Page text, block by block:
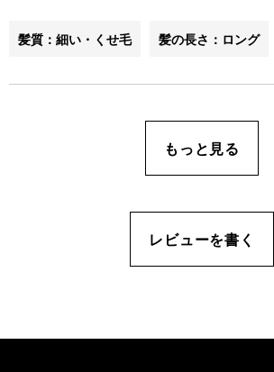
髪質：細い・くせ毛 髪の長さ：ロング
もっと見る
レビューを書く